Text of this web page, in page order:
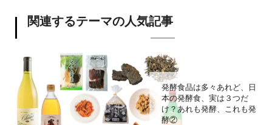
関連するテーマの人気記事
発酵食品は多々あれど、日
本の発酵食、実は３つだ
け？あれも発酵、これも発
酵②